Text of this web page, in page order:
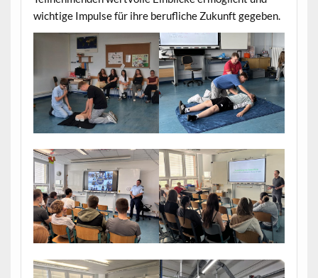
wichtige Impulse für ihre berufliche Zukunft gegeben.